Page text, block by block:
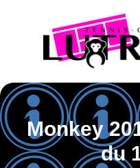
Monkey
du